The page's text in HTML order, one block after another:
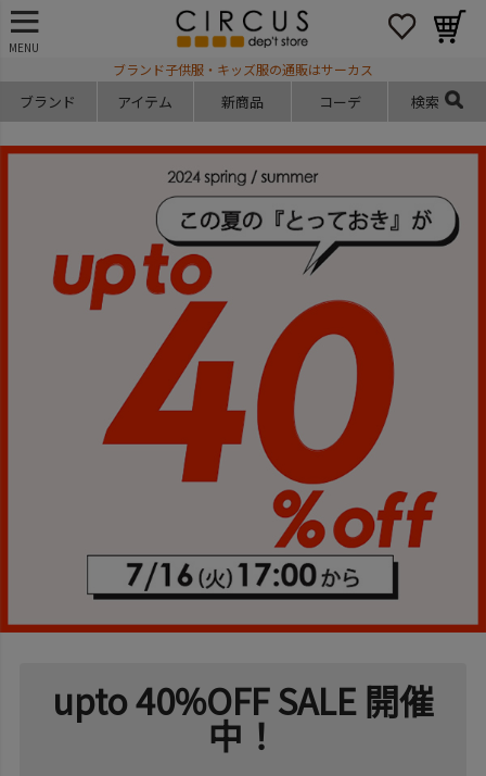
MENU
ブランド子供服・キッズ服の通販はサーカス
ブランド アイテム 新商品 コーデ 検索
upto 40%OFF SALE 開催
中！